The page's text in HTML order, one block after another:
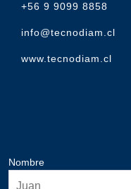
+56 9 9099 8858
info@tecnodiam.cl
www.tecnodiam.cl
Nombre